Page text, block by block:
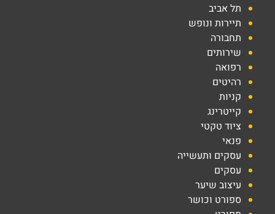
תל אביב
תיירות ונופש
תחבורה
שירותים
רפואה
רהיטים
קניות
קייטרינג
ציוד טקטי
פנאי
עסקים ותעשייה
עסקים
עיצוב שיער
ספורט וכושר